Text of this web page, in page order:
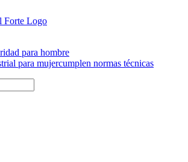
para hombre
para mujercumplen normas técnicas